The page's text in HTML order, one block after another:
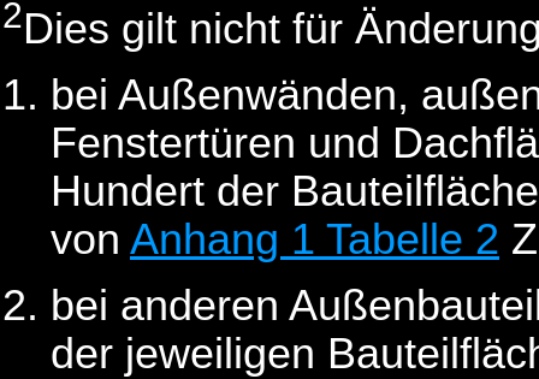
2Dies gilt nicht für
bei Außenwänden,
Fenstertüren und
Hundert der
von Anhang 1 Tabelle 2
bei anderen
der jeweiligen